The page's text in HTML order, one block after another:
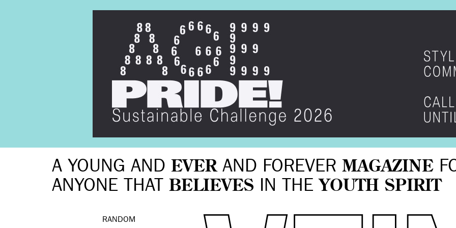
A YOUNG AND EVERAND FOREVER MAGAZINE
ANYONE THAT BELIEVES IN THE YOUTH SPIRIT
RANDOM